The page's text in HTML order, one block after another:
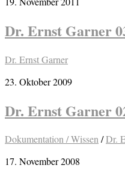
Dr. Ernst Garner
Dr. Ernst Garner
23. Oktober 2009
Dr. Ernst Garner
Dokumentation / Wissen/Dr.
17. November 2008